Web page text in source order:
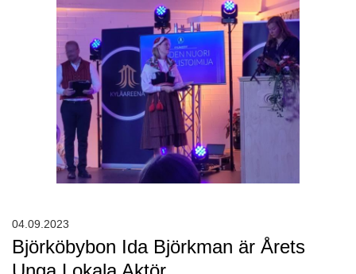
Björköbybon Ida Björkman är Årets
04.09.2023